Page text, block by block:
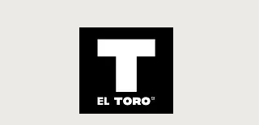
El Toro España